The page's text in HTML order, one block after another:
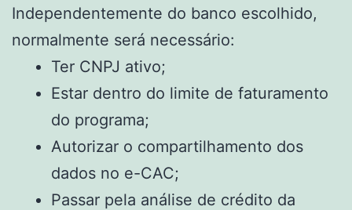
Independentemente do banco escolhido,
normalmente será necessário:
Ter CNPJ ativo;
Estar dentro do limite de faturamento
do programa;
Autorizar o compartilhamento dos
dados no e-CAC;
Passar pela análise de crédito da